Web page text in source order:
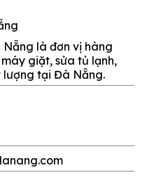
Nẵng là đơn vị hàng
giặt, sửa tủ lạnh,
lượng tại Đà Nẵng.